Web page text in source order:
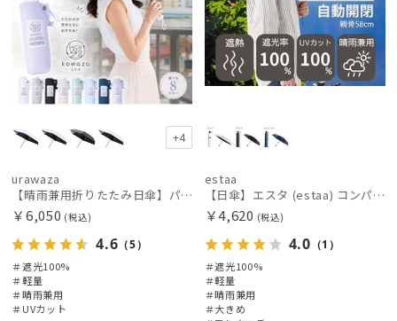
+4
urawaza
【晴雨兼用折りたたみ日傘】パッとさして、サッとしまえる傘コワザ(kowaza) プレーン 50 遮光100% UV100%
￥6,050 (税込)
4.6 （5）
＃遮光100%
＃軽量
＃晴雨兼用
＃UVカット
estaa
【日傘】エスタ (estaa) コンパクトワイド58 自動開閉傘 折りたたみ傘 軽量 晴雨兼用 遮光100％ UV100%
￥4,620 (税込)
4.0 （1）
＃遮光100%
＃軽量
＃晴雨兼用
＃大きめ